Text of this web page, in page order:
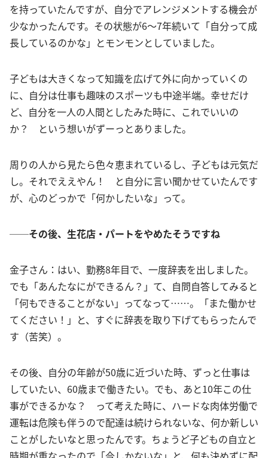
を持っていたんですが、自分でアレンジメントする機会が
少なかったんです。その状態が6～7年続いて「自分って成
長しているのかな」とモンモンとしていました。
子どもは大きくなって知識を広げて外に向かっていくの
に、自分は仕事も趣味のスポーツも中途半端。幸せだけ
ど、自分を一人の人間としたみた時に、これでいいの
か？ という想いがずーっとありました。
周りの人から見たら色々恵まれているし、子どもは元気だ
し。それでええやん！ と自分に言い聞かせていたんです
が、心のどっかで「何かしたいな」って。
──その後、生花店・パートをやめたそうですね
金子さん：はい、勤務8年目で、一度辞表を出しました。
でも「あんたなにができるん？」て、自問自答してみると
「何もできることがない」ってなって……。「また働かせ
てください！」と、すぐに辞表を取り下げてもらったんで
す（苦笑）。
その後、自分の年齢が50歳に近づいた時、ずっと仕事は
していたい、60歳まで働きたい。でも、あと10年この仕
事ができるかな？ って考えた時に、ハードな肉体労働で
運転は危険も伴うので配達は続けられないな、何か新しい
ことがしたいなと思ったんです。ちょうど子どもの自立と